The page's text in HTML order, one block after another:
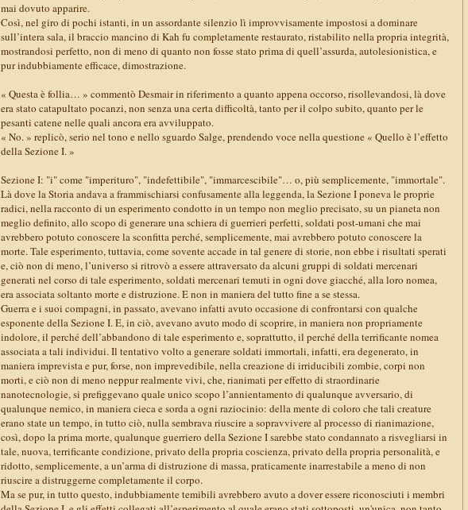
mai dovuto apparire.
Così, nel giro di pochi istanti, in un assordante silenzio lì improvvisamente impostosi a dominare
sull’intera sala, il braccio mancino di Kah fu completamente restaurato, ristabilito nella propria integrità,
mostrandosi perfetto, non di meno di quanto non fosse stato prima di quell’assurda, autolesionistica, e
pur indubbiamente efficace, dimostrazione.
« Questa è follia… » commentò Desmair in riferimento a quanto appena occorso, risollevandosi, là dove
era stato catapultato pocanzi, non senza una certa difficoltà, tanto per il colpo subito, quanto per le
pesanti catene nelle quali ancora era avviluppato.
« No. » replicò, serio nel tono e nello sguardo Salge, prendendo voce nella questione « Quello è l’effetto
della Sezione I. »
Sezione I: "i" come "imperituro", "indefettibile", "immarcescibile"… o, più semplicemente, "immortale".
Là dove la Storia andava a frammischiarsi confusamente alla leggenda, la Sezione I poneva le proprie
radici, nella racconto di un esperimento condotto in un tempo non meglio precisato, su un pianeta non
meglio definito, allo scopo di generare una schiera di guerrieri perfetti, soldati post-umani che mai
avrebbero potuto conoscere la sconfitta perché, semplicemente, mai avrebbero potuto conoscere la
morte. Tale esperimento, tuttavia, come sovente accade in tal genere di storie, non ebbe i risultati sperati
e, ciò non di meno, l’universo si ritrovò a essere attraversato da alcuni gruppi di soldati mercenari
generati nel corso di tale esperimento, soldati mercenari temuti in ogni dove giacché, alla loro nomea,
era associata soltanto morte e distruzione. E non in maniera del tutto fine a se stessa.
Guerra e i suoi compagni, in passato, avevano infatti avuto occasione di confrontarsi con qualche
esponente della Sezione I. E, in ciò, avevano avuto modo di scoprire, in maniera non propriamente
indolore, il perché dell’abbandono di tale esperimento e, soprattutto, il perché della terrificante nomea
associata a tali individui. Il tentativo volto a generare soldati immortali, infatti, era degenerato, in
maniera imprevista e pur, forse, non imprevedibile, nella creazione di irriducibili zombie, corpi non
morti, e ciò non di meno neppur realmente vivi, che, rianimati per effetto di straordinarie
nanotecnologie, si prefiggevano quale unico scopo l’annientamento di qualunque avversario, di
qualunque nemico, in maniera cieca e sorda a ogni raziocinio: della mente di coloro che tali creature
erano state un tempo, in tutto ciò, nulla sembrava riuscire a sopravvivere al processo di rianimazione,
così, dopo la prima morte, qualunque guerriero della Sezione I sarebbe stato condannato a risvegliarsi in
tale, nuova, terrificante condizione, privato della propria coscienza, privato della propria personalità, e
ridotto, semplicemente, a un’arma di distruzione di massa, praticamente inarrestabile a meno di non
riuscire a distruggerne completamente il corpo.
Ma se pur, in tutto questo, indubbiamente temibili avrebbero avuto a dover essere riconosciuti i membri